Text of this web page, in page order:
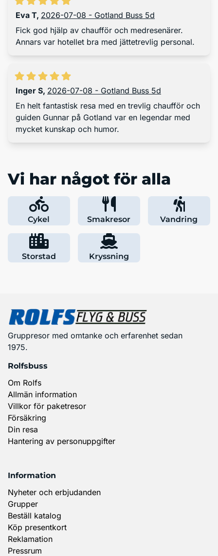
Eva T, 2026-07-08 - Gotland Buss 5d
Fick god hjälp av chaufför och medresenärer.
Annars var hotellet bra med jättetrevlig personal.
Inger S, 2026-07-08 - Gotland Buss 5d
En helt fantastisk resa med en trevlig chaufför och
guiden Gunnar på Gotland var en legendar med
mycket kunskap och humor.
Vi har något för alla
Cykel Smakresor Vandring
Storstad Kryssning
Gruppresor med omtanke och erfarenhet sedan
1975.
Rolfsbuss
Om Rolfs
Allmän information
Villkor för paketresor
Försäkring
Din resa
Hantering av personuppgifter
Information
Nyheter och erbjudanden
Grupper
Beställ katalog
Köp presentkort
Reklamation
Pressrum